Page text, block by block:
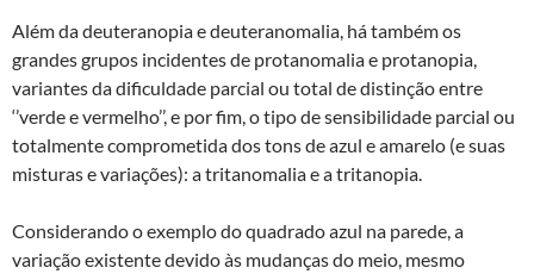
Além da deuteranopia e deuteranomalia, há também os
grandes grupos incidentes de protanomalia e protanopia,
variantes da dificuldade parcial ou total de distinção entre
‘’verde e vermelho’’, e por fim, o tipo de sensibilidade parcial ou
totalmente comprometida dos tons de azul e amarelo (e suas
misturas e variações): a tritanomalia e a tritanopia.
Considerando o exemplo do quadrado azul na parede, a
variação existente devido às mudanças do meio, mesmo